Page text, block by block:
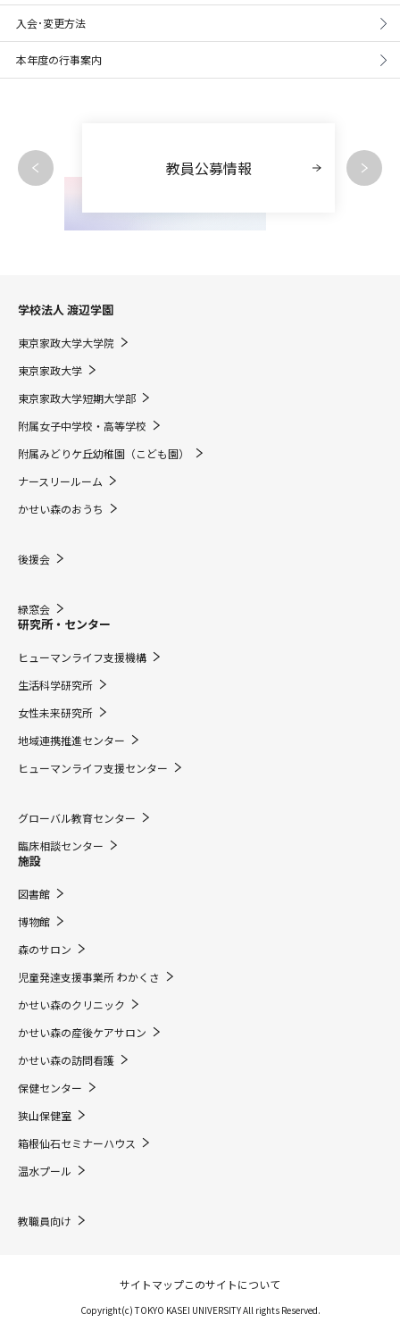
入会･変更方法
本年度の行事案内
教員公募情報
学校法人 渡辺学園
東京家政大学大学院
東京家政大学
東京家政大学短期大学部
附属女子中学校・高等学校
附属みどりケ丘幼稚園（こども園）
ナースリールーム
かせい森のおうち
後援会
緑窓会
研究所・センター
ヒューマンライフ支援機構
生活科学研究所
女性未来研究所
地域連携推進センター
ヒューマンライフ支援センター
グローバル教育センター
臨床相談センター
施設
図書館
博物館
森のサロン
児童発達支援事業所 わかくさ
かせい森のクリニック
かせい森の産後ケアサロン
かせい森の訪問看護
保健センター
狭山保健室
箱根仙石セミナーハウス
温水プール
教職員向け
サイトマップこのサイトについて
Copyright(c) TOKYO KASEI UNIVERSITY All rights Reserved.